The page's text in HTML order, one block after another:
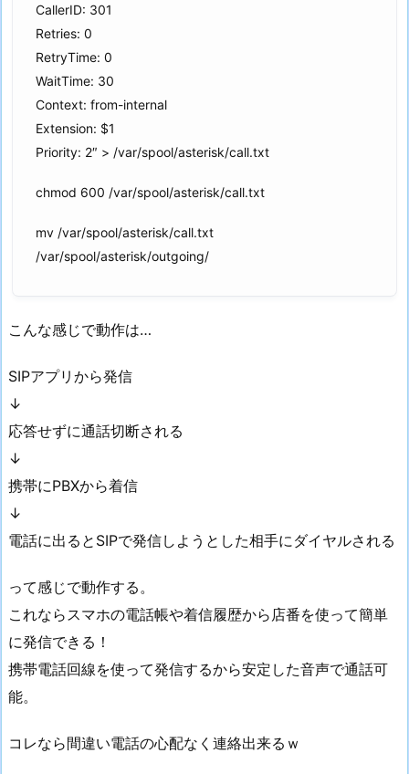
CallerID: 301
Retries: 0
RetryTime: 0
WaitTime: 30
Context: from-internal
Extension: $1
Priority: 2″ > /var/spool/asterisk/call.txt
chmod 600 /var/spool/asterisk/call.txt
mv /var/spool/asterisk/call.txt
/var/spool/asterisk/outgoing/
こんな感じで動作は…
SIPアプリから発信
↓
応答せずに通話切断される
↓
携帯にPBXから着信
↓
電話に出るとSIPで発信しようとした相手にダイヤルされる
って感じで動作する。
これならスマホの電話帳や着信履歴から店番を使って簡単
に発信できる！
携帯電話回線を使って発信するから安定した音声で通話可
能。
コレなら間違い電話の心配なく連絡出来るｗ